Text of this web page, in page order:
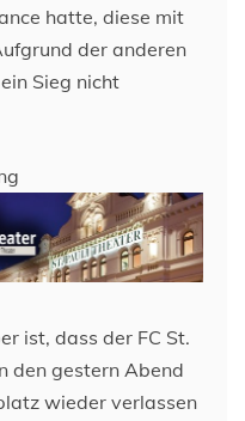
hatte, diese mit
der anderen
Sieg nicht
ist, dass der FC St.
den gestern Abend
wieder verlassen